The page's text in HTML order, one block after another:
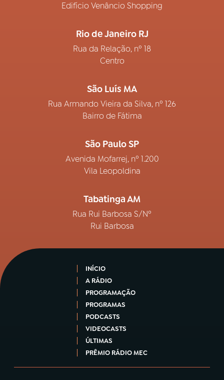
Edifício Venâncio Shopping
Rio de Janeiro RJ
Rua da Relação, nº 18
Centro
São Luís MA
Rua Armando Vieira da Silva, nº 126
Bairro de Fátima
São Paulo SP
Avenida Mofarrej, nº 1.200
Vila Leopoldina
Tabatinga AM
Rua Rui Barbosa S/Nº
Rui Barbosa
INÍCIO
A RÁDIO
PROGRAMAÇÃO
PROGRAMAS
PODCASTS
VIDEOCASTS
ÚLTIMAS
PRÊMIO RÁDIO MEC